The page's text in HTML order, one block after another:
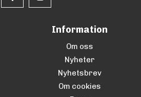
Information
Om oss
Nyheter
Nyhetsbrev
Om cookies